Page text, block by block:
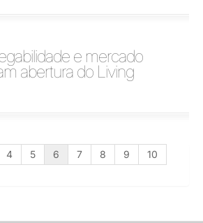
e mercado
abertura do Living
4 5 6 7 8 9
10